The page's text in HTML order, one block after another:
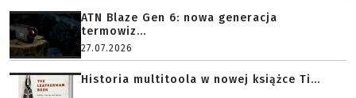
ATN Blaze Gen 6: nowa generacja
termowiz...
27.07.2026
Historia multitoola w nowej książce Ti...